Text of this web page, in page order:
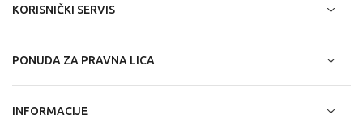
KORISNIČKI SERVIS
PONUDA ZA PRAVNA LICA
INFORMACIJE